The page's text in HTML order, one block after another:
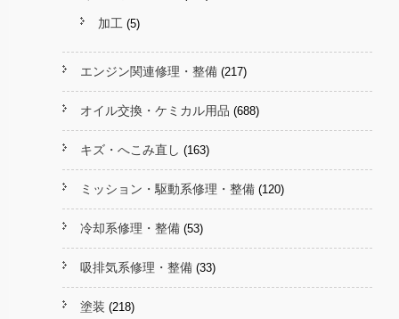
加工 (5)
エンジン関連修理・整備 (217)
オイル交換・ケミカル用品 (688)
キズ・へこみ直し (163)
ミッション・駆動系修理・整備 (120)
冷却系修理・整備 (53)
吸排気系修理・整備 (33)
塗装 (218)